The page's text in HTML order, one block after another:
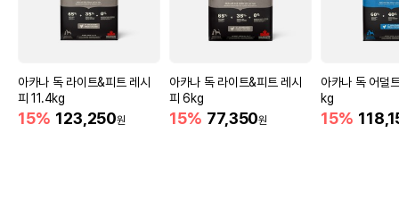
아카나 독 라이트&피트 레시
피 11.4kg
15% 123,250원
아카나 독 라이트&피트 레시
피 6kg
15% 77,350원
아카나 독 어덜
kg
15%